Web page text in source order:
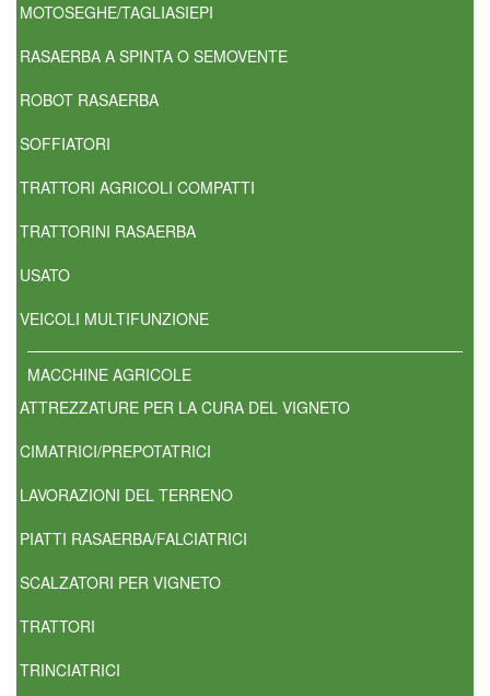
MOTOSEGHE/TAGLIASIEPI
RASAERBA A SPINTA O SEMOVENTE
ROBOT RASAERBA
SOFFIATORI
TRATTORI AGRICOLI COMPATTI
TRATTORINI RASAERBA
USATO
VEICOLI MULTIFUNZIONE
MACCHINE AGRICOLE
ATTREZZATURE PER LA CURA DEL VIGNETO
CIMATRICI/PREPOTATRICI
LAVORAZIONI DEL TERRENO
PIATTI RASAERBA/FALCIATRICI
SCALZATORI PER VIGNETO
TRATTORI
TRINCIATRICI